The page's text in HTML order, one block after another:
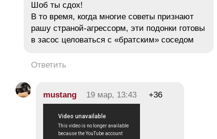
Шоб ты сдох!
В то время, когда многие советы признают
рашу страной-агрессорм, эти подонки готовы
в засос целоваться с «братским» соседом
Ответить
mustang 19 мар, 13:43 +36